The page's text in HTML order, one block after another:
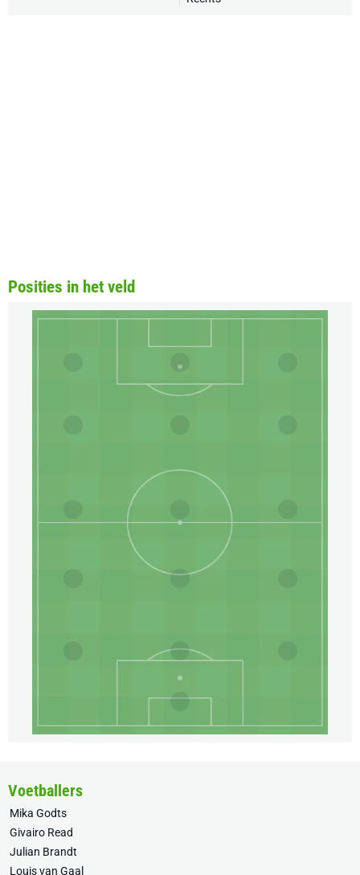
Posities in het veld
Voetballers
Mika Godts
Givairo Read
Julian Brandt
Louis van Gaal